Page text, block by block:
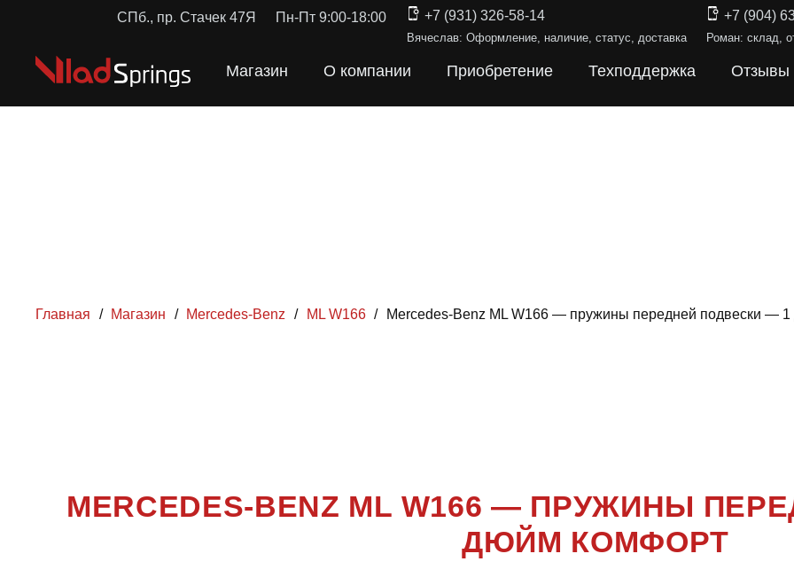
СПб., пр. Стачек 47Я Пн-Пт 9:00-18:00 +7 (931) 326-58-14
Вячеслав: Оформление, наличие, статус, доставка
+7 (904)
Роман: склад,
Магазин О компании Приобретение Техподдержка Отзывы
Главная / Магазин / Mercedes-Benz / ML W166 / Mercedes-Benz ML W166 — пружины передней подвески —
W166
MERCEDES-BENZ ML W166 — ПРУЖИНЫ
ДЮЙМ КОМФОРТ